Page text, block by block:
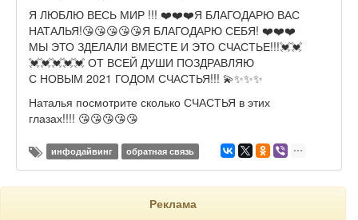
Я ЛЮБЛЮ ВЕСЬ МИР !!! ❤️❤️❤️Я БЛАГОДАРЮ ВАС
НАТАЛЬЯ!😘😘😘😘😘Я БЛАГОДАРЮ СЕБЯ! ❤️❤️❤️
МЫ ЭТО ЗДЕЛАЛИ ВМЕСТЕ И ЭТО СЧАСТЬЕ!!!💓💓
💓💓💓💓💓 ОТ ВСЕЙ ДУШИ ПОЗДРАВЛЯЮ
С НОВЫМ 2021 ГОДОМ СЧАСТЬЯ!!! 💫✨✨✨
Наталья посмотрите сколько СЧАСТЬЯ в этих
глазах!!!! 😘😘😘😘😘
инфодайвинг обратная связь
Реклама